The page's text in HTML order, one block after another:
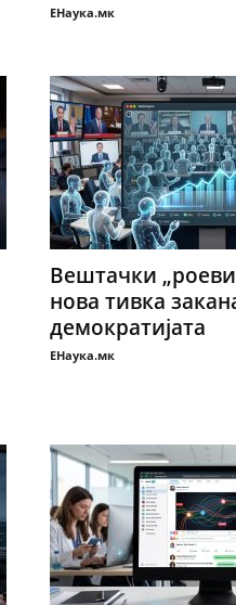
ЕНаука.мк
Вештачки
нова тивка
демократијата
ЕНаука.мк